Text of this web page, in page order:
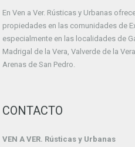
En Ven a Ver. Rústicas y Urbanas
propiedades en las comunidades de
especialmente en las localidades de
Madrigal de la Vera, Valverde de la
Arenas de San Pedro.
CONTACTO
VEN A VER. Rústicas y Urbanas